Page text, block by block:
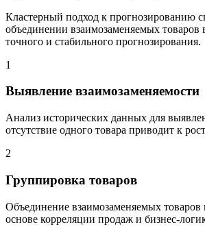
Кластерный подход к прогнозированию
объединении взаимозаменяемых товаров
точного и стабильного прогнозирования.
1
Выявление взаимозаменяемости
Анализ исторических данных для
отсутствие одного товара приводит к
2
Группировка товаров
Объединение взаимозаменяемых товаров
основе корреляции продаж и бизнес-